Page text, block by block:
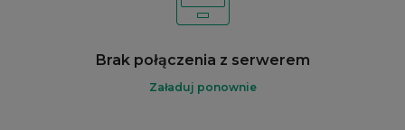
Brak połączenia z serwerem
Załaduj ponownie